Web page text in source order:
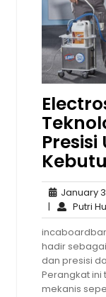
January
| Putri
hadir
dan presisi
Perangkat
mekanis